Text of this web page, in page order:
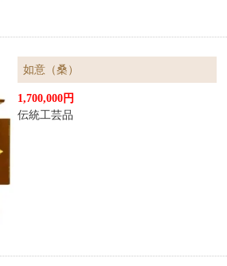
如意（桑）
1,700,000円
伝統工芸品